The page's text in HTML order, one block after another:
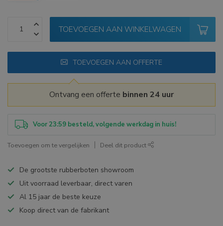
TOEVOEGEN AAN WINKELWAGEN
TOEVOEGEN AAN OFFERTE
Ontvang een offerte binnen 24 uur
Voor 23:59 besteld, volgende werkdag in huis!
Toevoegen om te vergelijken Deel dit product
De grootste rubberboten showroom
Uit voorraad leverbaar, direct varen
Al 15 jaar de beste keuze
Koop direct van de fabrikant